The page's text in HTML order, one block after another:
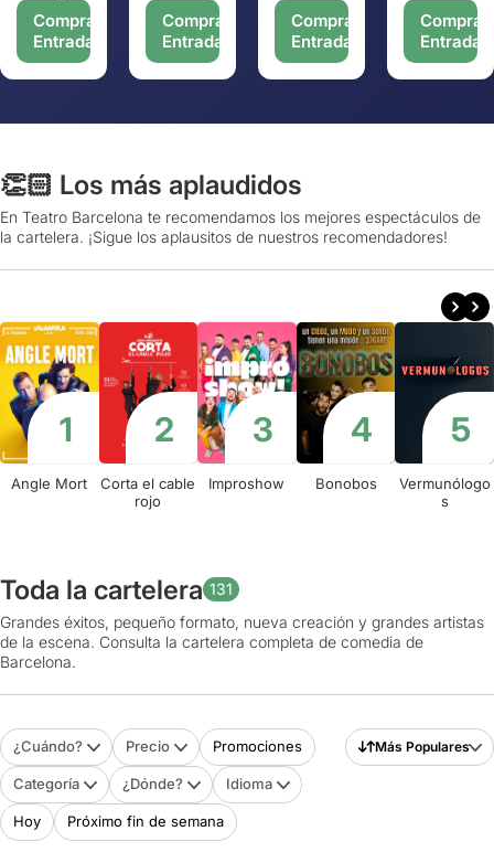
Comprar
Entradas
Comprar
Entradas
Comprar
Entradas
Comprar
Entradas
👏🏻 Los más aplaudidos
En Teatro Barcelona te recomendamos los mejores espectáculos de
la cartelera. ¡Sigue los aplausitos de nuestros recomendadores!
Angle Mort
Corta el cable
rojo
Improshow Bonobos
Vermunólogo
s
Toda la cartelera 131
Grandes éxitos, pequeño formato, nueva creación y grandes artistas
de la escena. Consulta la cartelera completa de comedia de
Barcelona.
¿Cuándo? Precio Promociones
Categoría ¿Dónde? Idioma
Hoy Próximo fin de semana
Más Populares